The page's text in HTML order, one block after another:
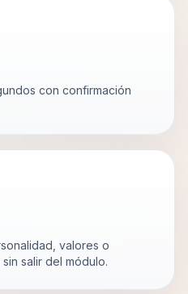
con confirmación
valores o
salir del módulo.